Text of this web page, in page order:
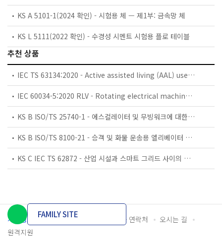
KS A 5101-1(2024 확인) - 시험용 체 — 제1부: 금속망 체
KS L 5111(2022 확인) - 수경성 시멘트 시험용 플로 테이블
추천 상품
IEC TS 63134:2020 - Active assisted living (AAL) use cases
IEC 60034-5:2020 RLV - Rotating electrical machines - Part 5: Degrees of protection provided by the integral design of rotating electrical machines (IP code) - Classification
KS B ISO/TS 25740-1 - 에스컬레이터 및 무빙워크에 대한 안전요건 — 제1부: 세계공통 필수 안전요건(GESRs)
KS B ISO/TS 8100-21 - 승객 및 화물 운송용 엘리베이터 —제21부: 세계공통 필수안전요건(GESRs)을 충족하는 세계공통 안전 파라미터(GSPs)
KS C IEC TS 62872 - 산업 시설과 스마트 그리드 사이의 산업 공정 측정, 제어 및 자동화 시스템 인터페이스
개인정보처리방침 이용약관 담당자 연락처
오시는 길
원격지원
FAMILY SITE